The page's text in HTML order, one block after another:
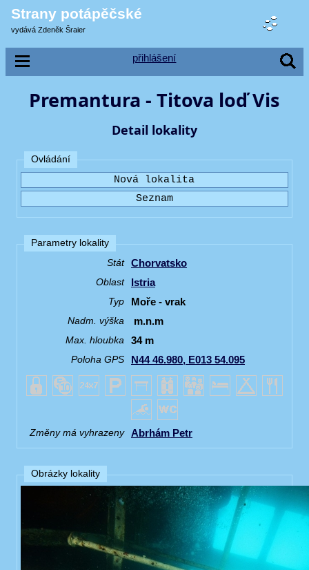
Strany potápěčské
vydává Zdeněk Šraier
přihlášení
Premantura - Titova loď Vis
Detail lokality
Ovládání
Parametry lokality
Stát
Chorvatsko
Oblast Istria
Typ Moře - vrak
Nadm. výška m.n.m
Max. hloubka 34 m
Poloha GPS N44 46.980, E013 54.095
Změny má vyhrazeny Abrhám Petr
Obrázky lokality